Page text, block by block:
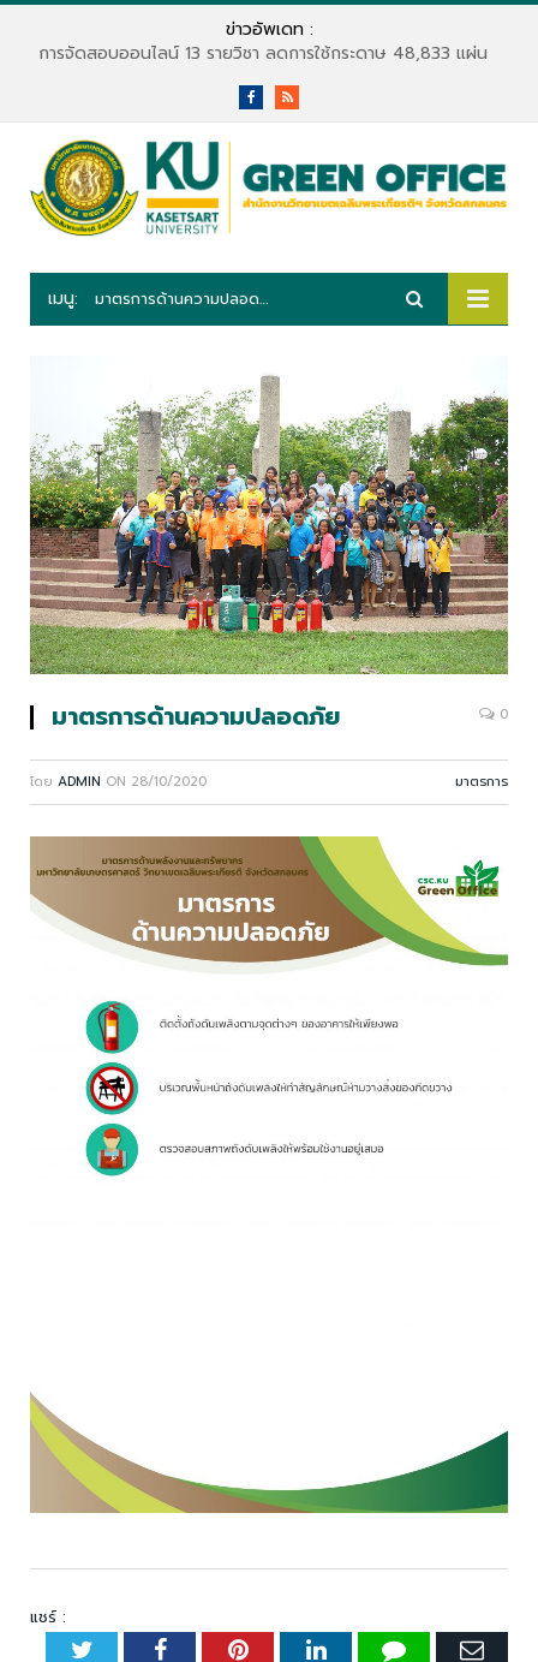
ข่าวอัพเดท :
การจัดสอบออนไลน์ 13 รายวิชา ลดการใช้กระดาษ 48,833 แผ่น
FacebookRSS
เมนู: มาตรการด้านความปลอดภัย
มาตรการด้านความปลอดภัย 0
โดย ADMIN ON 28/10/2020 มาตรการ
แชร์ :
TwitterFacebookPinterestLinkedInTumblr